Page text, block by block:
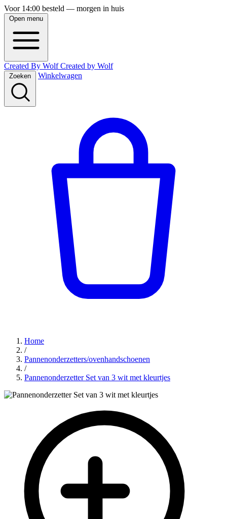
Voor 14:00 besteld — morgen in huis
Open menu
Created By Wolf Created by Wolf
Zoeken Winkelwagen
Home
/
Pannenonderzetters/ovenhandschoenen
/
Pannenonderzetter Set van 3 wit met kleurtjes